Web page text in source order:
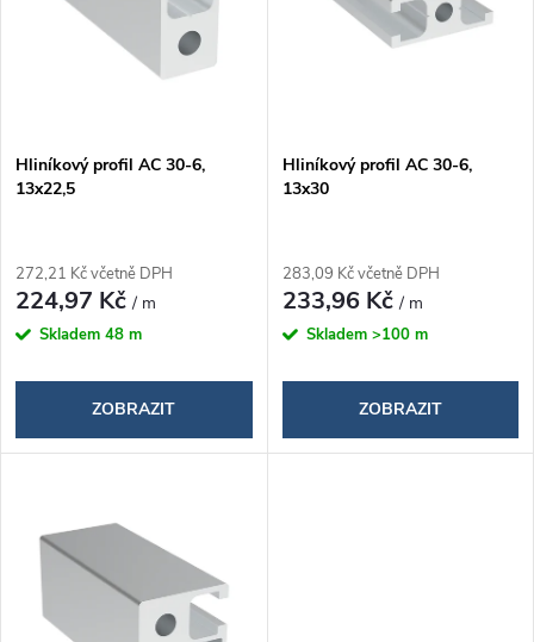
r
d
u
k
ů
p
r
o
d
u
k
ů
Hliníkový profil AC 30-6,
13x22,5
272,21 Kč včetně DPH
224,97 Kč/ m
Skladem 48 m
ZOBRAZIT
Hliníkový profil AC 30-6,
13x30
283,09 Kč včetně DPH
233,96 Kč/ m
Skladem >100 m
ZOBRAZIT